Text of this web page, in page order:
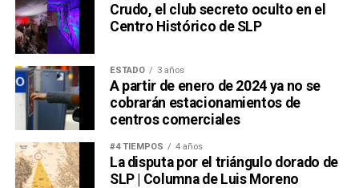
Crudo, el club secreto oculto en el
Centro Histórico de SLP
ESTADO 3 años
A partir de enero de 2024 ya no se
cobrarán estacionamientos de
centros comerciales
#4 TIEMPOS 4 años
La disputa por el triángulo dorado de
SLP | Columna de Luis Moreno